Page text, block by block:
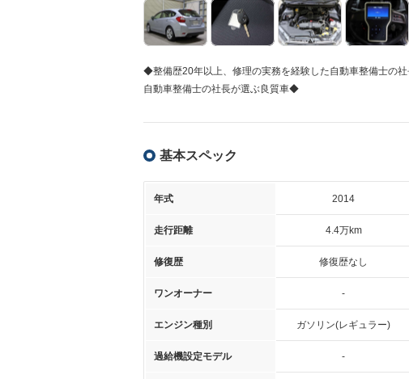
◆整備歴20年以上、修理の実務を経験した自動車整備士の
自動車整備士の社長が選ぶ良質車◆
基本スペック
年式 2014
走行距離 4.4万km
修復歴 修復歴なし
ワンオーナー -
エンジン種別 ガソリン(レギュラー)
過給機設定モデル -